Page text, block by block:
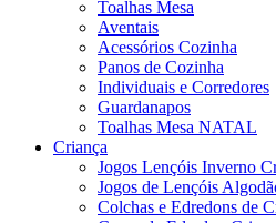
Toalhas Mesa
Aventais
Acessórios Cozinha
Panos de Cozinha
Individuais e Corredores
Guardanapos
Toalhas Mesa NATAL
Criança
Jogos Lençóis Inverno
Jogos de Lençóis
Colchas e Edredons de